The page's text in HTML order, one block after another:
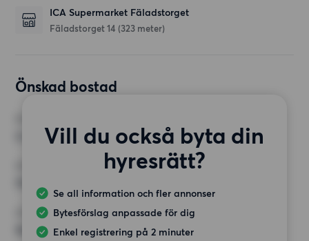
ICA Supermarket Fäladstorget
Fäladstorget 14 (323 meter)
Önskad bostad
Vill du också byta din
hyresrätt?
Se all information och fler annonser
Bytesförslag anpassade för dig
Enkel registrering på 2 minuter
MINST ANTAL KVADRATMETER
HÖGSTA HYRA
10 500 kr